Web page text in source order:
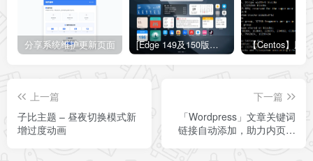
分享系统维护更新页面 [Edge 149及150版本适用]怎么禁用Edge浏览器的圆角设计？Edge浏览器关闭圆角设计教程
上一篇
子比主题 – 昼夜切换模式新
增过度动画
下一篇
「Wordpress」文章关键词
链接自动添加，助力内页优